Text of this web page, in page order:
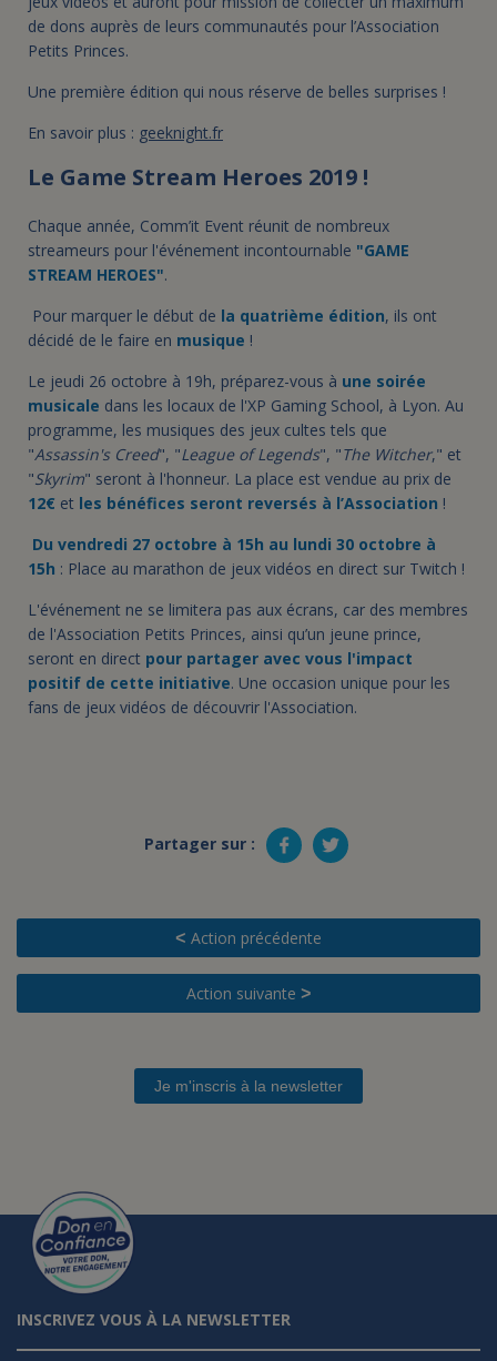
de dons auprès de leurs communautés pour l’Association
Petits Princes.
Une première édition qui nous réserve de belles surprises !
En savoir plus : geeknight.fr
Le Game Stream Heroes 2019 !
Chaque année, Comm’it Event réunit de nombreux
streameurs pour l'événement incontournable "GAME
STREAM HEROES".
Pour marquer le début de la quatrième édition, ils ont
décidé de le faire en musique !
Le jeudi 26 octobre à 19h, préparez-vous à une soirée
musicale dans les locaux de l'XP Gaming School, à Lyon. Au
programme, les musiques des jeux cultes tels que
"Assassin's Creed", "League of Legends", "The Witcher," et
"Skyrim" seront à l'honneur. La place est vendue au prix de
12€ et les bénéfices seront reversés à l’Association !
Du vendredi 27 octobre à 15h au lundi 30 octobre à
15h : Place au marathon de jeux vidéos en direct sur Twitch !
L'événement ne se limitera pas aux écrans, car des membres
de l'Association Petits Princes, ainsi qu’un jeune prince,
seront en direct pour partager avec vous l'impact
positif de cette initiative. Une occasion unique pour les
fans de jeux vidéos de découvrir l'Association.
Partager sur :
< Action précédente
Action suivante >
Je m'inscris à la newsletter
INSCRIVEZ VOUS À LA NEWSLETTER